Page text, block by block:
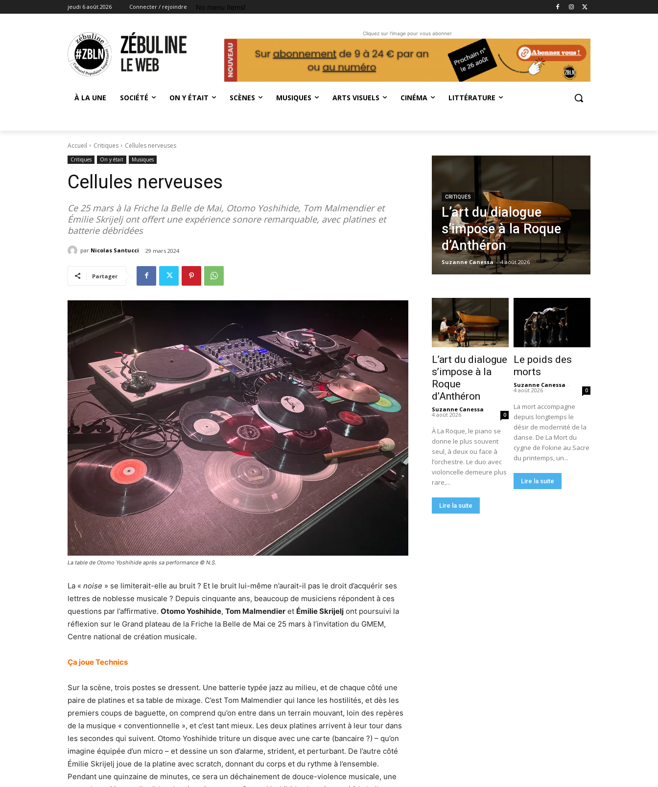
jeudi 6 août 2026 Connecter / rejoindre No menu items!
Cliquez sur l'image pour vous abonner
À LA UNE SOCIÉTÉ ON Y ÉTAIT SCÈNES MUSIQUES ARTS VISUELS CINÉMA LITTÉRATURE
Accueil Critiques Cellules nerveuses
Critiques On y était Musiques
Cellules nerveuses
Ce 25 mars à la Friche la Belle de Mai, Otomo Yoshihide, Tom Malmendier et
Émilie Skrijelj ont offert une expérience sonore remarquable, avec platines et
batterie débridées
par Nicolas Santucci 29 mars 2024
Partager
La table de Otomo Yoshihide après sa performance © N.S.
La « noise » se limiterait-elle au bruit ? Et le bruit lui-même n’aurait-il pas le droit d’acquérir ses
lettres de noblesse musicale ? Depuis cinquante ans, beaucoup de musiciens répondent à ces
questions par l’affirmative. Otomo Yoshihide, Tom Malmendier et Émilie Skrijelj ont poursuivi la
réflexion sur le Grand plateau de la Friche la Belle de Mai ce 25 mars à l’invitation du GMEM,
Centre national de création musicale.
Ça joue Technics
Sur la scène, trois postes se dressent. Une batterie typée jazz au milieu, et de chaque côté une
paire de platines et sa table de mixage. C’est Tom Malmendier qui lance les hostilités, et dès les
premiers coups de baguette, on comprend qu’on entre dans un terrain mouvant, loin des repères
de la musique « conventionnelle », et c’est tant mieux. Les deux platines arrivent à leur tour dans
les secondes qui suivent. Otomo Yoshihide triture un disque avec une carte (bancaire ?) – qu’on
imagine équipée d’un micro – et dessine un son d’alarme, strident, et perturbant. De l’autre côté
Émilie Skrijelj joue de la platine avec scratch, donnant du corps et du rythme à l’ensemble.
Pendant une quinzaine de minutes, ce sera un déchainement de douce-violence musicale, une
CRITIQUES
L’art du dialogue
s’impose à la Roque
d’Anthéron
Suzanne Canessa - 4 août 2026
L’art du dialogue
s’impose à la
Roque
d’Anthéron
Suzanne Canessa -
4 août 2026 0
À La Roque, le piano se
donne le plus souvent
seul, à deux ou face à
l’orchestre. Le duo avec
violoncelle demeure plus
rare,...
Lire la suite
Le poids des
morts
Suzanne Canessa -
4 août 2026 0
La mort accompagne
depuis longtemps le
désir de modernité de la
danse. De La Mort du
cygne de Fokine au Sacre
du printemps, un...
Lire la suite